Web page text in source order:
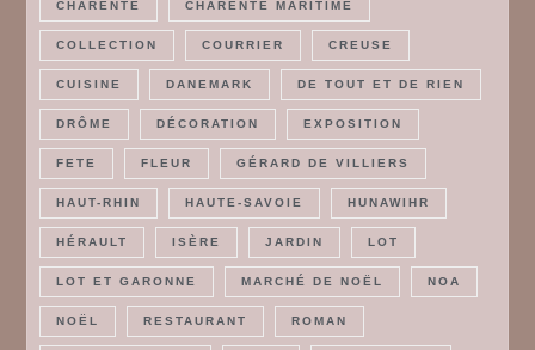
CHARENTE CHARENTE MARITIME
COLLECTION COURRIER CREUSE
CUISINE DANEMARK DE TOUT ET DE RIEN
DRÔME DÉCORATION EXPOSITION
FETE FLEUR GÉRARD DE VILLIERS
HAUT-RHIN HAUTE-SAVOIE HUNAWIHR
HÉRAULT ISÈRE JARDIN LOT
LOT ET GARONNE MARCHÉ DE NOËL NOA
NOËL RESTAURANT ROMAN